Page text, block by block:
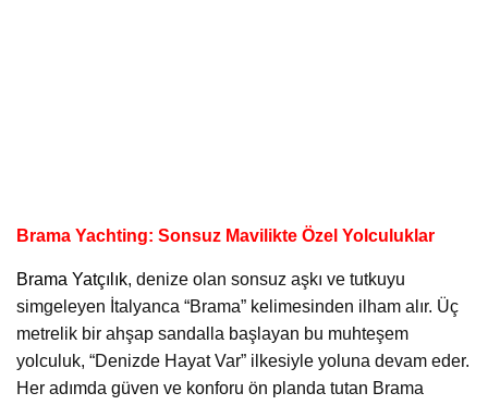
Brama Yachting: Sonsuz Mavilikte Özel Yolculuklar
Brama Yatçılık, denize olan sonsuz aşkı ve tutkuyu
simgeleyen İtalyanca “Brama” kelimesinden ilham alır. Üç
metrelik bir ahşap sandalla başlayan bu muhteşem
yolculuk, “Denizde Hayat Var” ilkesiyle yoluna devam eder.
Her adımda güven ve konforu ön planda tutan Brama